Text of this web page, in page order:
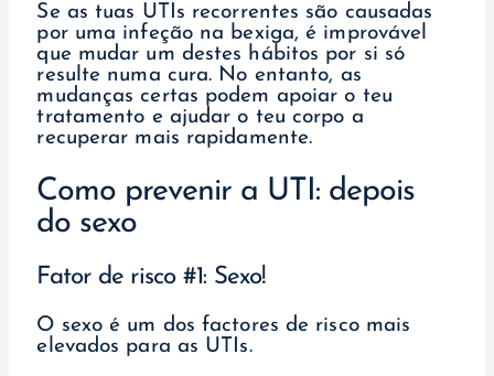
Se as tuas UTIs recorrentes são causadas
por uma infeção na bexiga, é improvável
que mudar um destes hábitos por si só
resulte numa cura. No entanto, as
mudanças certas podem apoiar o teu
tratamento e ajudar o teu corpo a
recuperar mais rapidamente.
Como prevenir a UTI: depois
do sexo
Fator de risco #1: Sexo!
O sexo é um dos factores de risco mais
elevados para as UTIs.